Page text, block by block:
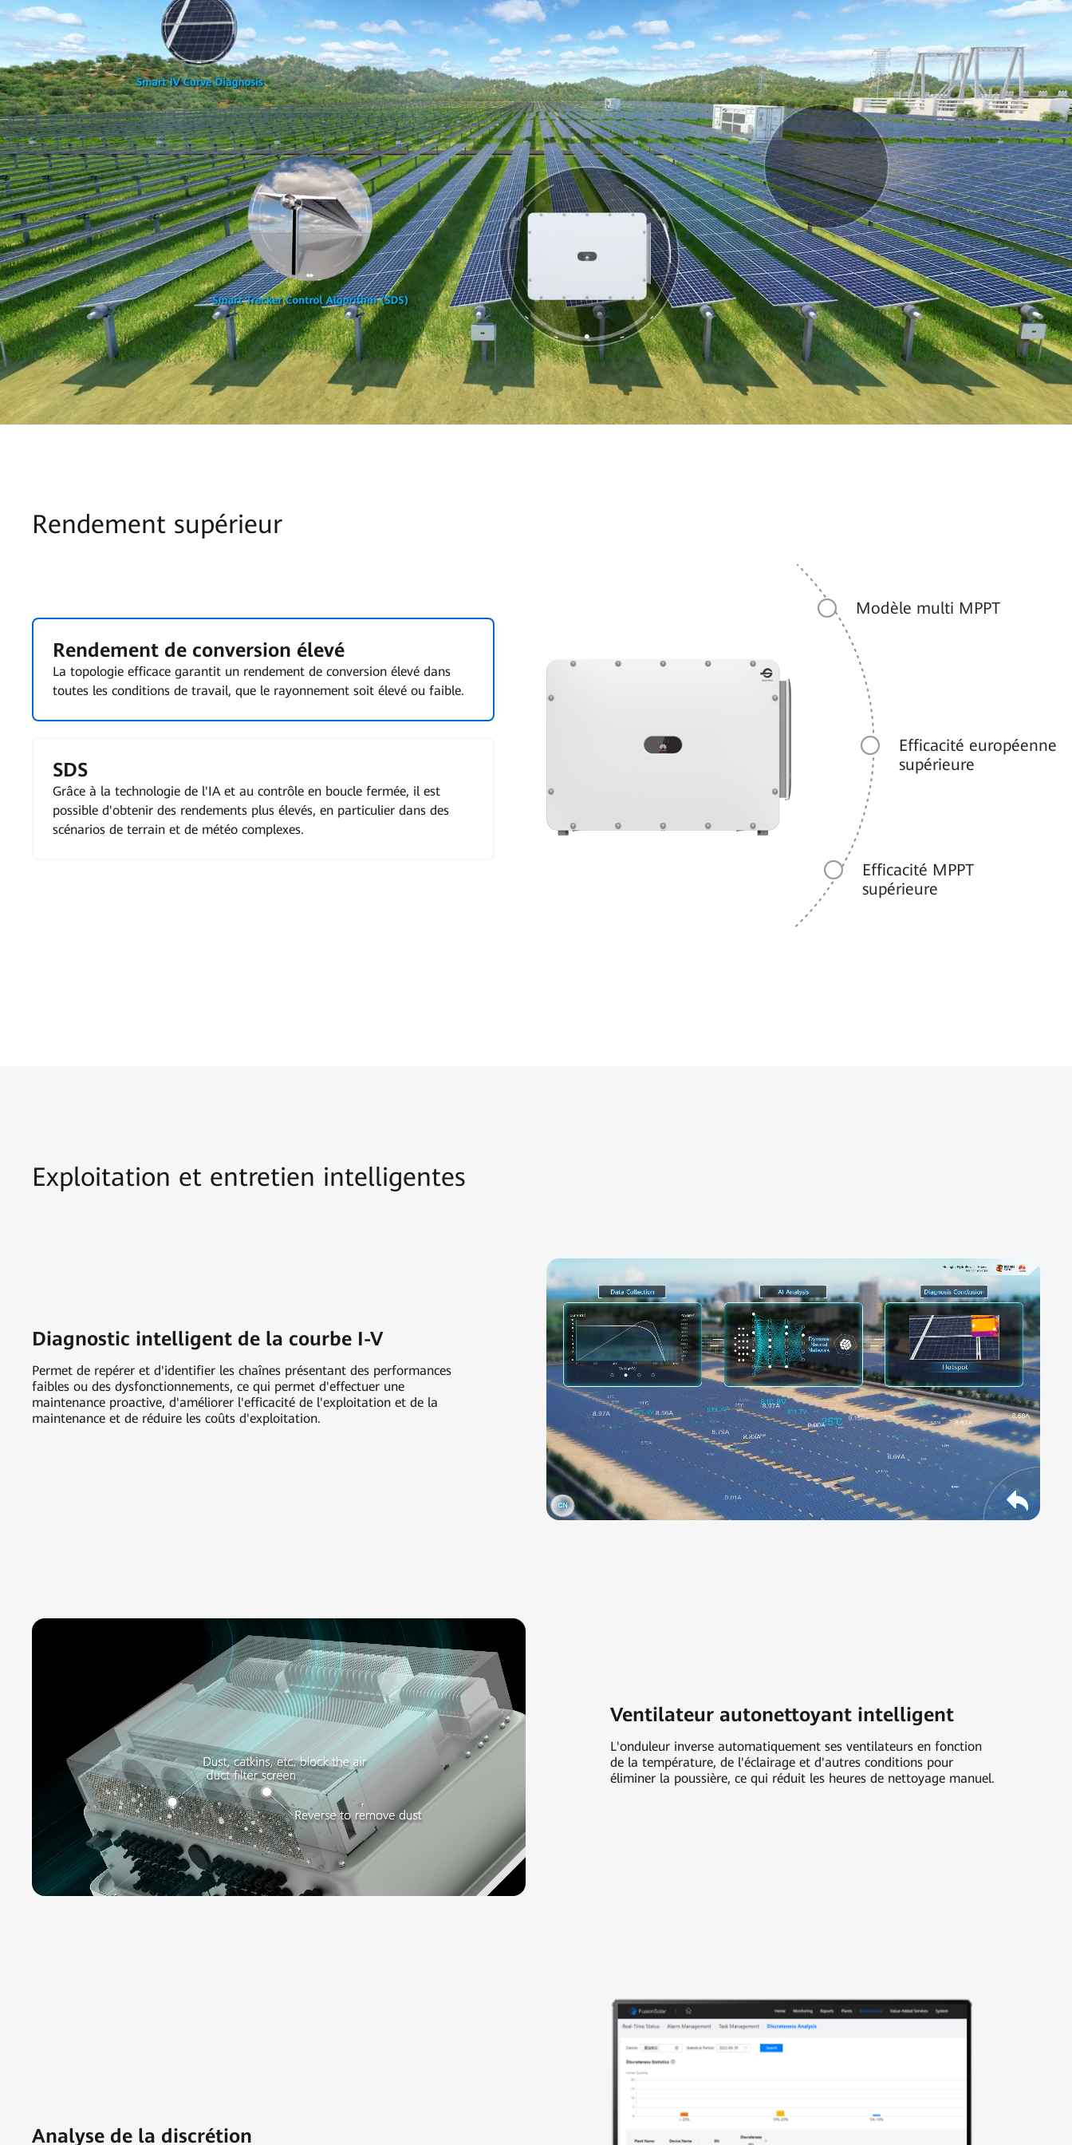
Rendement supérieur
Rendement de conversion élevé
La topologie efficace garantit un rendement de conversion élevé dans
toutes les conditions de travail, que le rayonnement soit élevé ou faible.
SDS
Grâce à la technologie de l'IA et au contrôle en boucle fermée, il est
possible d'obtenir des rendements plus élevés, en particulier dans des
scénarios de terrain et de météo complexes.
Modèle multi MPPT
Efficacité européenne
supérieure
Efficacité MPPT
supérieure
Exploitation et entretien intelligentes
Diagnostic intelligent de la courbe I-V
Permet de repérer et d'identifier les chaînes présentant des performances
faibles ou des dysfonctionnements, ce qui permet d'effectuer une
maintenance proactive, d'améliorer l'efficacité de l'exploitation et de la
maintenance et de réduire les coûts d'exploitation.
Ventilateur autonettoyant intelligent
L'onduleur inverse automatiquement ses ventilateurs en fonction
de la température, de l'éclairage et d'autres conditions pour
éliminer la poussière, ce qui réduit les heures de nettoyage manuel.
Analyse de la discrétion